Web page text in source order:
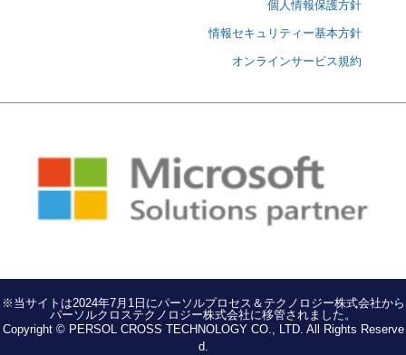
個人情報保護方針
情報セキュリティー基本方針
オンラインサービス規約
※当サイトは2024年7月1日にパーソルプロセス＆テクノロジー株式会社から
パーソルクロステクノロジー株式会社に移管されました。
Copyright © PERSOL CROSS TECHNOLOGY CO., LTD. All Rights Reserve
d.